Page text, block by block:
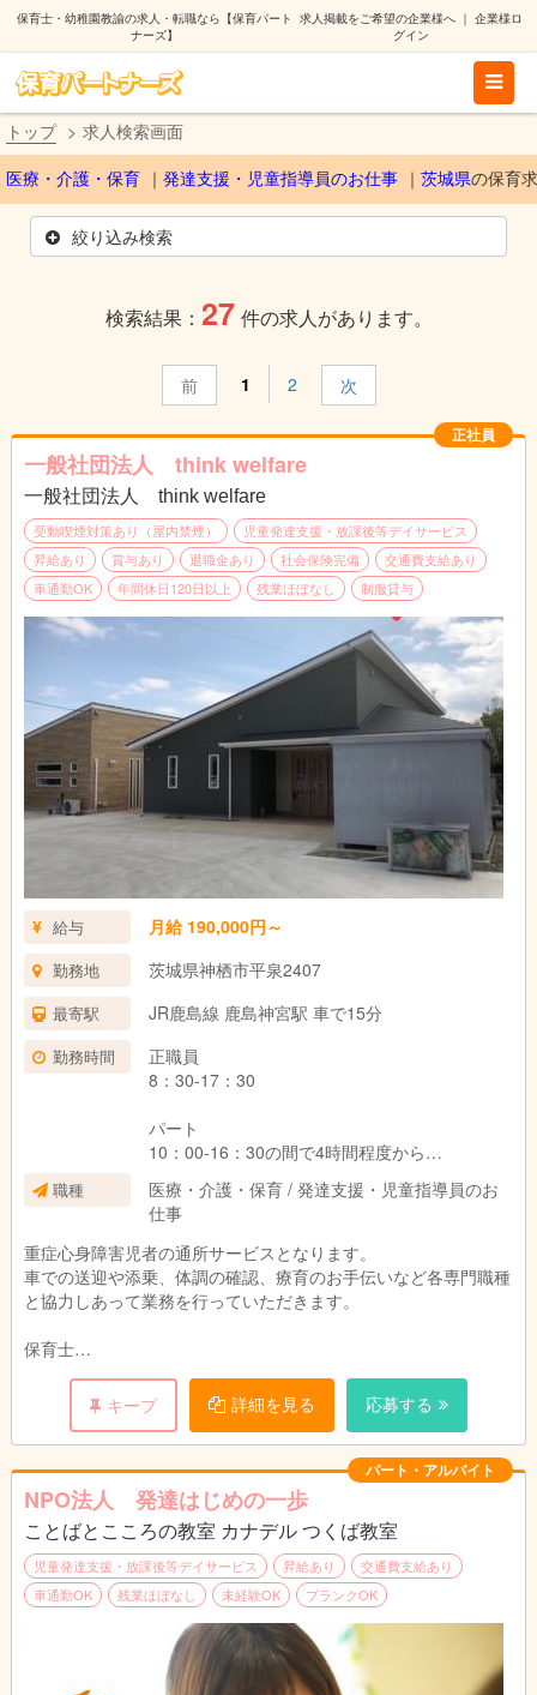
保育士・幼稚園教諭の求人・転職なら【保育パート
ナーズ】
求人掲載をご希望の企業様へ｜ 企業様ロ
グイン
トップ 求人検索画面
医療・介護・保育 発達支援・児童指導員のお仕事 茨城県の保育
絞り込み検索
検索結果： 27 件の求人があります。
前 1 2 次
正社員
一般社団法人 think welfare
一般社団法人 think welfare
受動喫煙対策あり（屋内禁煙）
児童発達支援・放課後等デイサービス
昇給あり
賞与あり 退職金あり 社会保険完備
交通費支給あり
車通勤OK
年間休日120日以上 残業ほぼなし 制服貸与
給与 月給 190,000円～
勤務地 茨城県神栖市平泉2407
最寄駅 JR鹿島線 鹿島神宮駅 車で15分
勤務時間
正職員
8：30-17：30
パート
10：00-16：30の間で4時間程度から
時給900～1800
※資格・経験により変動します。
職種
医療・介護・保育 / 発達支援・児童指導員のお
仕事
重症心身障害児者の通所サービスとなります。
車での送迎や添乗、体調の確認、療育のお手伝いなど各専門職種
と協力しあって業務を行っていただきます。
保育士
児童指導員（要任用資格）
キープ
詳細を見る 応募する
パート・アルバイト
NPO法人 発達はじめの一歩
ことばとこころの教室 カナデル つくば教室
児童発達支援・放課後等デイサービス 昇給あり
交通費支給あり
車通勤OK
残業ほぼなし 未経験OK ブランクOK